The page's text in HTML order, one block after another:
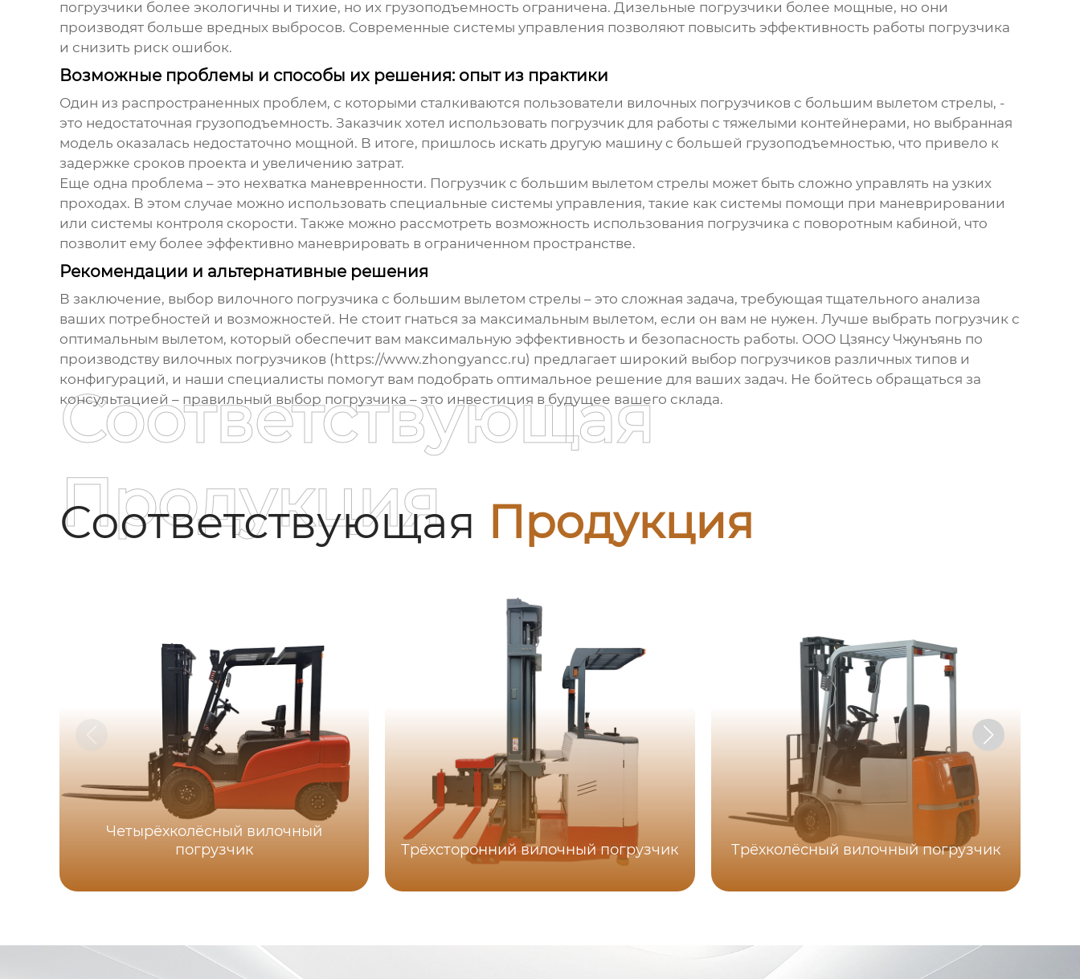
погрузчики более экологичны и тихие, но их грузоподъемность ограничена. Дизельные погрузчики более мощные, но они
производят больше вредных выбросов. Современные системы управления позволяют повысить эффективность работы погрузчика
и снизить риск ошибок.
Возможные проблемы и способы их решения: опыт из практики
Один из распространенных проблем, с которыми сталкиваются пользователи вилочных погрузчиков с большим вылетом стрелы, -
это недостаточная грузоподъемность. Заказчик хотел использовать погрузчик для работы с тяжелыми контейнерами, но выбранная
модель оказалась недостаточно мощной. В итоге, пришлось искать другую машину с большей грузоподъемностью, что привело к
задержке сроков проекта и увеличению затрат.
Еще одна проблема – это нехватка маневренности. Погрузчик с большим вылетом стрелы может быть сложно управлять на узких
проходах. В этом случае можно использовать специальные системы управления, такие как системы помощи при маневрировании
или системы контроля скорости. Также можно рассмотреть возможность использования погрузчика с поворотным кабиной, что
позволит ему более эффективно маневрировать в ограниченном пространстве.
Рекомендации и альтернативные решения
В заключение, выбор вилочного погрузчика с большим вылетом стрелы – это сложная задача, требующая тщательного анализа
ваших потребностей и возможностей. Не стоит гнаться за максимальным вылетом, если он вам не нужен. Лучше выбрать погрузчик с
оптимальным вылетом, который обеспечит вам максимальную эффективность и безопасность работы. ООО Цзянсу Чжунъянь по
производству вилочных погрузчиков (https://www.zhongyancc.ru) предлагает широкий выбор погрузчиков различных типов и
конфигураций, и наши специалисты помогут вам подобрать оптимальное решение для ваших задач. Не бойтесь обращаться за
консультацией – правильный выбор погрузчика – это инвестиция в будущее вашего склада.
Соответствующая Продукция
Соответствующая
Продукция
Четырёхколёсный вилочный
погрузчик
Трёхсторонний вилочный погрузчик Трёхколёсный вилочный погрузчик